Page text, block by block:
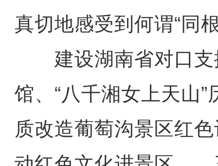
真切地感受到何谓“同
建设湖南省对口支
馆、“八千湘女上天山
质改造葡萄沟景区红